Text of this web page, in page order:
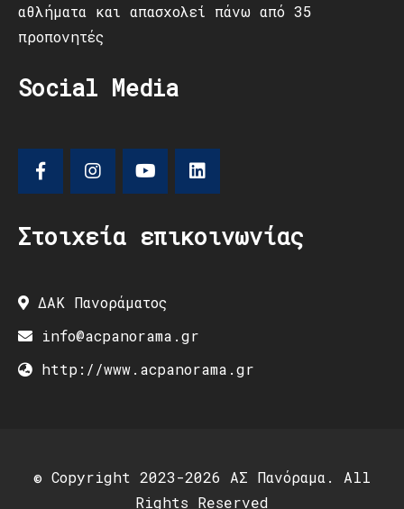
αθλήματα και απασχολεί πάνω από 35
προπονητές
Social Media
Στοιχεία επικοινωνίας
ΔΑΚ Πανοράματος
info@acpanorama.gr
http://www.acpanorama.gr
© Copyright 2023-2026 ΑΣ Πανόραμα. All
Rights Reserved